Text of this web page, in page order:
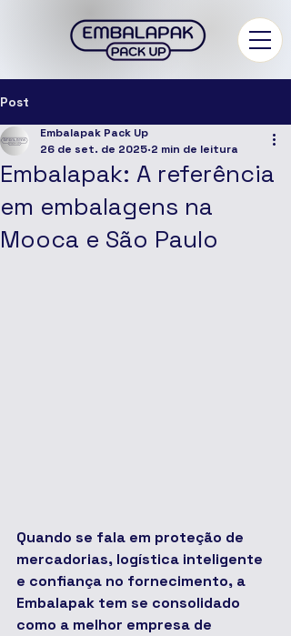
Post
Embalapak: A referência
em embalagens na
Mooca e São Paulo
Embalapak Pack Up
26 de set. de 2025 2 min de leitura
Quando se fala em proteção de
mercadorias, logística inteligente
e confiança no fornecimento, a
Embalapak tem se consolidado
como a melhor empresa de